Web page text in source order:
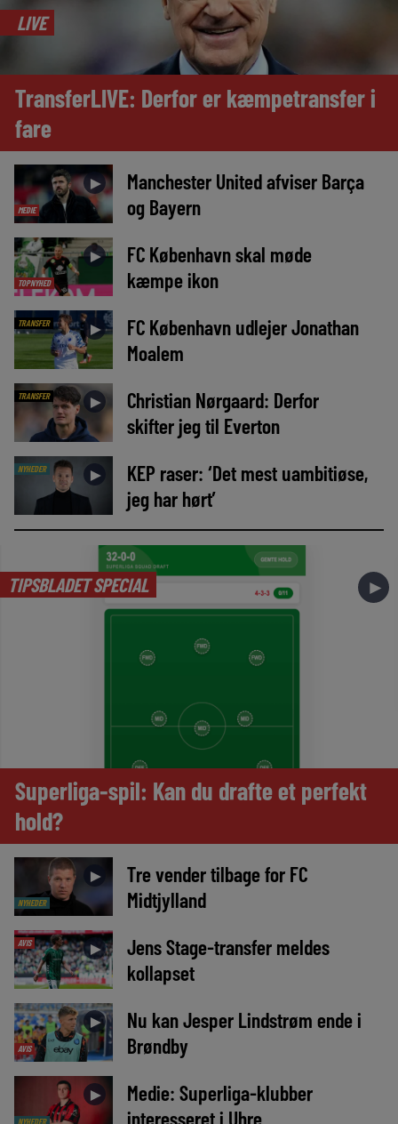
LIVE
TransferLIVE: Derfor er kæmpetransfer i
fare
MEDIE
►
Manchester United afviser Barça
og Bayern
TOPNYHED
►
FC København skal møde
kæmpe ikon
TRANSFER ►
FC København udlejer Jonathan
Moalem
TRANSFER ►
Christian Nørgaard: Derfor
skifter jeg til Everton
NYHEDER ►
KEP raser: ‘Det mest uambitiøse,
jeg har hørt’
TIPSBLADET SPECIAL ►
Superliga-spil: Kan du drafte et perfekt
hold?
NYHEDER
►
Tre vender tilbage for FC
Midtjylland
AVIS ►
Jens Stage-transfer meldes
kollapset
AVIS
►
Nu kan Jesper Lindstrøm ende i
Brøndby
NYHEDER
►
Medie: Superliga-klubber
interesseret i Uhre